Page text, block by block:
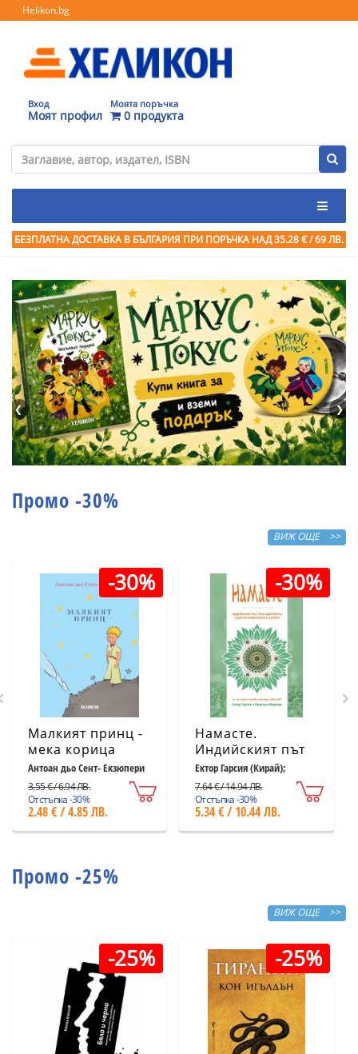
Helikon.bg
Вход
Моят профил
Моята поръчка
0 продукта
БЕЗПЛАТНА ДОСТАВКА В БЪЛГАРИЯ ПРИ ПОРЪЧКА НАД 35.28 € / 69 ЛВ.
❮ ❯
Промо -30%
ВИЖ ОЩЕ >>
-30%
Малкият принц -
мека корица
светлосиня
Антоан дьо Сент- Екзюпери
3.55 € / 6.94 ЛВ.
Отстъпка -30%
2.48 € / 4.85 ЛВ.
-30%
Намасте.
Индийският път
към щастието,
удовлетворението
и успеха
Ектор Гарсия (Кирай);
7.64 € / 14.94 ЛВ.
Отстъпка -30%
5.34 € / 10.44 ЛВ.
Промо -25%
ВИЖ ОЩЕ >>
-25% -25%